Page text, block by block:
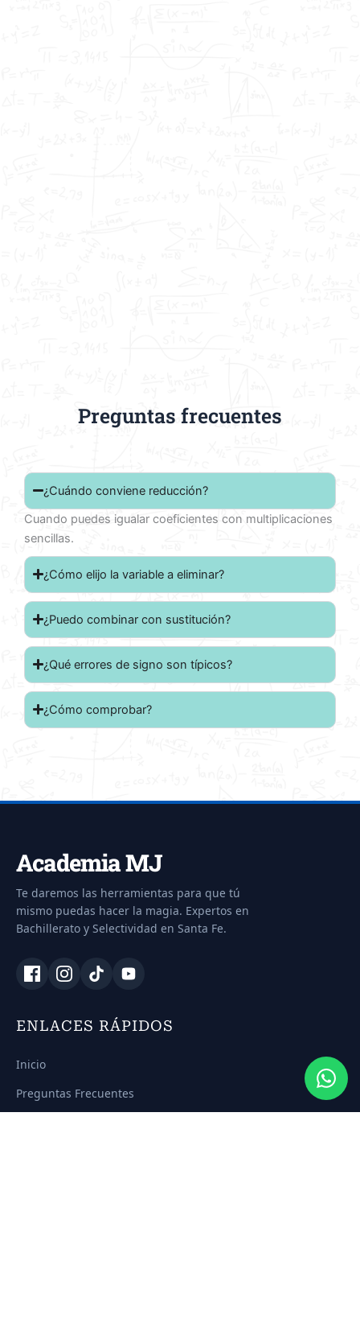
Preguntas frecuentes
¿Cuándo conviene reducción?
Cuando puedes igualar coeficientes con multiplicaciones
sencillas.
¿Cómo elijo la variable a eliminar?
¿Puedo combinar con sustitución?
¿Qué errores de signo son típicos?
¿Cómo comprobar?
Academia MJ
Te daremos las herramientas para que tú
mismo puedas hacer la magia. Expertos en
Bachillerato y Selectividad en Santa Fe.
ENLACES RÁPIDOS
Inicio
Preguntas Frecuentes